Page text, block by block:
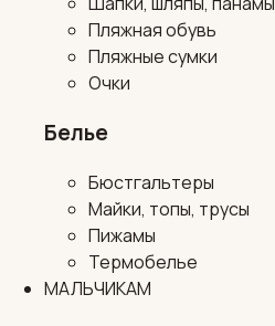
Пляжная обувь
Пляжные сумки
Очки
Белье
Бюстгальтеры
Майки, топы, трусы
Пижамы
Термобелье
МАЛЬЧИКАМ